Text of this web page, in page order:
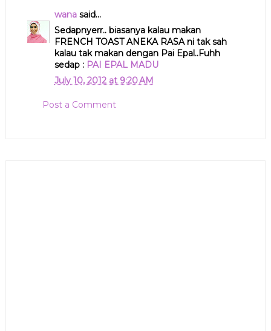
wanasaid...
Sedapnyerr.. biasanya kalau makan
FRENCH TOAST ANEKA RASA ni tak sah
kalau tak makan dengan Pai Epal..Fuhh
sedap : PAI EPAL MADU
July 10, 2012 at 9:20 AM
Post a Comment